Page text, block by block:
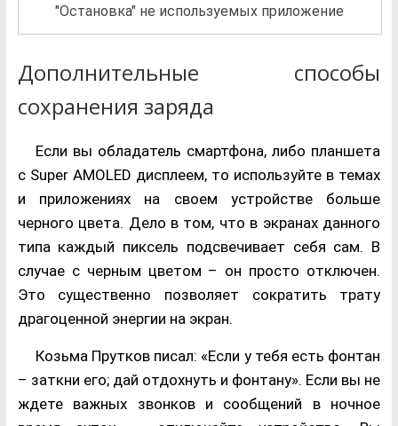
"Остановка" не используемых приложение
Дополнительные способы
сохранения заряда
Если вы обладатель смартфона, либо планшета
с Super AMOLED дисплеем, то используйте в темах
и приложениях на своем устройстве больше
черного цвета. Дело в том, что в экранах данного
типа каждый пиксель подсвечивает себя сам. В
случае с черным цветом – он просто отключен.
Это существенно позволяет сократить трату
драгоценной энергии на экран.
Козьма Прутков писал: «Если у тебя есть фонтан
– заткни его; дай отдохнуть и фонтану». Если вы не
ждете важных звонков и сообщений в ночное